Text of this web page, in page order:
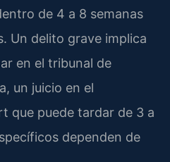
de 4 a 8 semanas
Un delito grave implica
en el tribunal de
un juicio en el
que puede tardar de 3 a
dependen de